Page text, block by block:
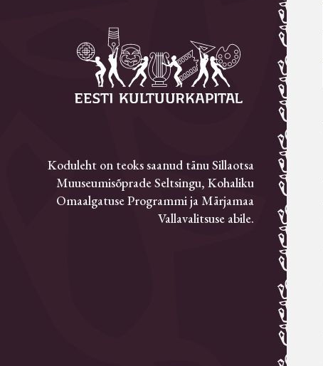
Koduleht on teoks saanud tänu Sillaotsa
Muuseumisõprade Seltsingu, Kohaliku
Omaalgatuse Programmi ja Märjamaa
Vallavalitsuse abile.